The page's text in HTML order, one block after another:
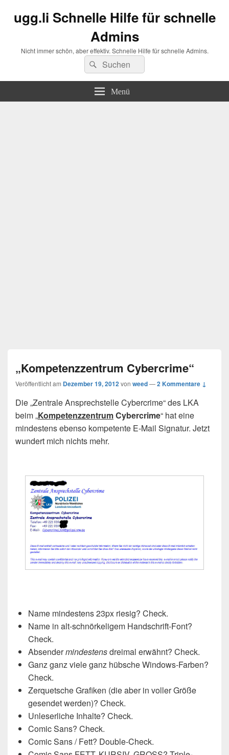
ugg.li Schnelle Hilfe für schnelle
Admins
Nicht immer schön, aber effektiv. Schnelle Hilfe für schnelle Admins.
Suchen
nach:
Suchen
Menü
„Kompetenzzentrum Cybercrime“
Veröffentlicht am Dezember 19, 2012von weed—2 Kommentare ↓
Die „Zentrale Ansprechstelle Cybercrime“ des LKA
beim „KompetenzzentrumCybercrime“ hat eine
mindestens ebenso kompetente E-Mail Signatur. Jetzt
wundert mich nichts mehr.
Name mindestens 23px riesig? Check.
Name in alt-schnörkeligem Handschrift-Font?
Check.
Absendermindestensdreimal erwähnt? Check.
Ganz ganz viele ganz hübsche Windows-Farben?
Check.
Zerquetsche Grafiken (die aber in voller Größe
gesendet werden)? Check.
Unleserliche Inhalte? Check.
Comic Sans? Check.
Comic Sans / Fett? Double-Check.